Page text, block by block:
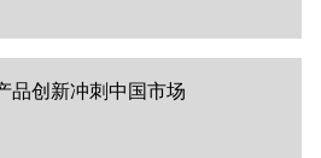
品创新冲刺中国市场